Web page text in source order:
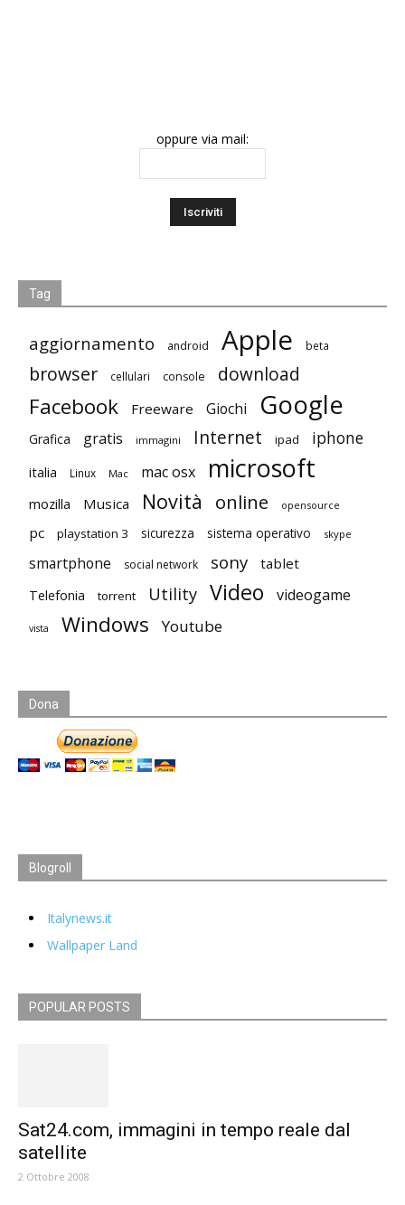
oppure via mail:
Tag
aggiornamento android Apple beta
browser cellulari console download
Facebook Freeware Giochi Google
Grafica gratis immagini Internet ipad iphone
italia Linux Mac mac osx microsoft
mozilla Musica Novità online opensource
pc playstation 3 sicurezza sistema operativo skype
smartphone social network sony tablet
Telefonia torrent Utility Video videogame
vista Windows Youtube
Dona
Blogroll
Italynews.it
Wallpaper Land
POPULAR POSTS
Sat24.com, immagini in tempo reale dal
satellite
2 Ottobre 2008